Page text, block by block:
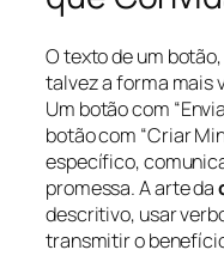
O texto de um
talvez a forma mais
Um botão com
botão com “Criar
específico,
promessa. A arte da
descritivo, usar
transmitir o